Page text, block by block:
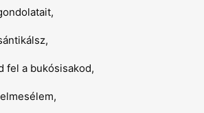
fel a bukósisakod,